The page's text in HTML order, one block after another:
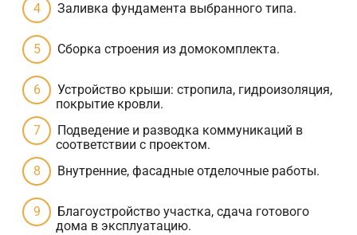
Заливка фундамента выбранного типа.
Сборка строения из домокомплекта.
Устройство крыши: стропила, гидроизоляция,
покрытие кровли.
Подведение и разводка коммуникаций в
соответствии с проектом.
Внутренние, фасадные отделочные работы.
Благоустройство участка, сдача готового
дома в эксплуатацию.